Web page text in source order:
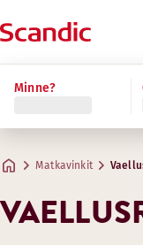
Minne?
Matkavinkit